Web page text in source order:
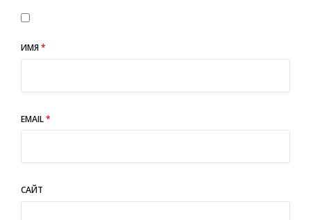
ИМЯ*
EMAIL*
САЙТ